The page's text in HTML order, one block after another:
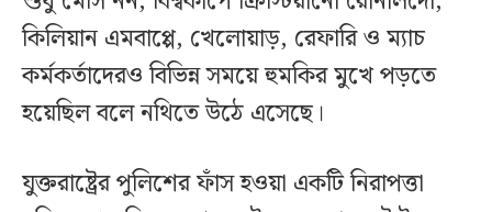
কিলিয়ান এমবাপ্পে, খেলোয়াড়, রেফারি ও ম্যাচ
কর্মকর্তাদেরও বিভিন্ন সময়ে হুমকির মুখে পড়তে
হয়েছিল বলে নথিতে উঠে এসেছে।
যুক্তরাষ্ট্রের পুলিশের ফাঁস হওয়া একটি নিরাপত্তা